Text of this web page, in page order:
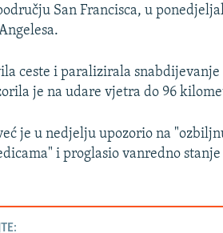
San Francisca, u
ceste i paralizirala
je na udare vjetra do 96
je u nedjelju upozorio na
i proglasio vanredno